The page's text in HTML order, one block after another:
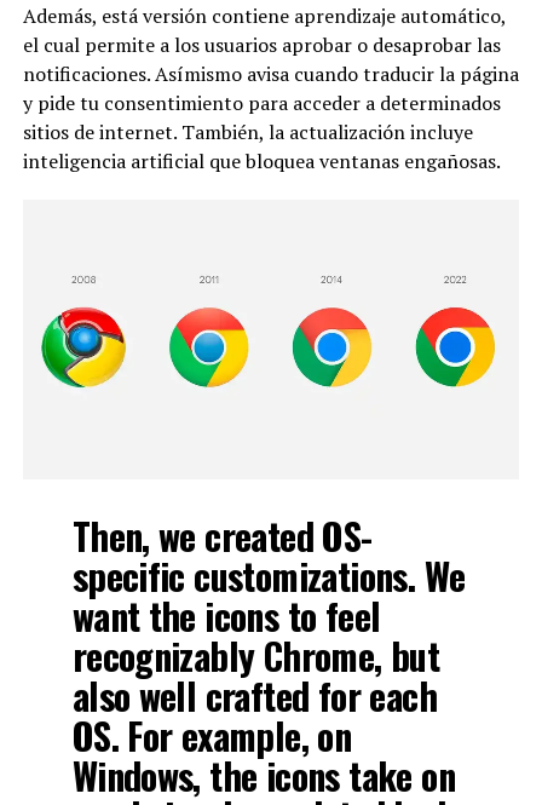
Además, está versión contiene aprendizaje automático,
el cual permite a los usuarios aprobar o desaprobar las
notificaciones. Asímismo avisa cuando traducir la página
y pide tu consentimiento para acceder a determinados
sitios de internet. También, la actualización incluye
inteligencia artificial que bloquea ventanas engañosas.
Then, we created OS-
specific customizations. We
want the icons to feel
recognizably Chrome, but
also well crafted for each
OS. For example, on
Windows, the icons take on